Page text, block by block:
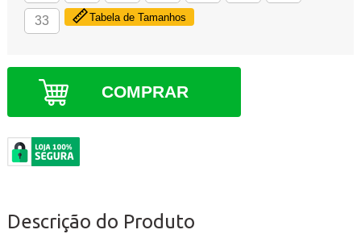
33 Tabela de Tamanhos
COMPRAR
Descrição do Produto